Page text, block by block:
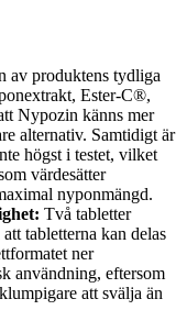
av produktens tydliga
Ester-C®,
Nypozin känns mer
alternativ. Samtidigt är
högst i testet, vilket
värdesätter
nyponmängd.
Två tabletter
tabletterna kan delas
ner
användning, eftersom
att svälja än